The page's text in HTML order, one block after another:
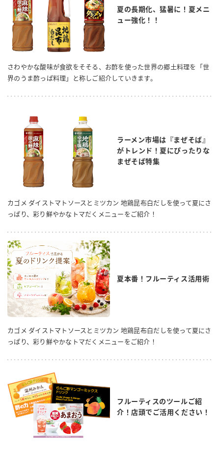
夏の長期化、猛暑に！夏メニ
ュー強化！！
さわやかな酸味が食欲をそそる、お酢を使った世界の郷土料理を「世
界のうま酢っぱ料理」と称しご紹介していきます。
ラーメン市場は『まぜそば』
がトレンド！夏にぴったりな
まぜそば特集
カゴメ ダイストマトソースとミツカン 地鶏昆布白だしを使って夏にさ
っぱり、彩り鮮やかなトマだくメニューをご紹介！
夏本番！フルーティス活用術
カゴメ ダイストマトソースとミツカン 地鶏昆布白だしを使って夏にさ
っぱり、彩り鮮やかなトマだくメニューをご紹介！
フルーティスのツールご紹
介！店頭でご活用ください！